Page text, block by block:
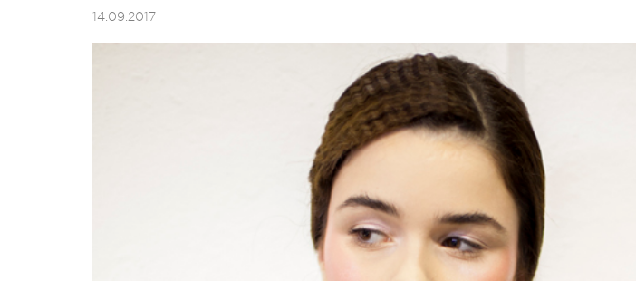
14.09.2017